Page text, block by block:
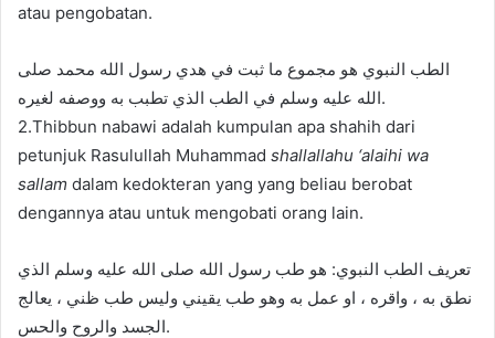
atau pengobatan.
الطب النبوي هو مجموع ما ثبت في هدي رسول الله محمد صلى
الله عليه وسلم في الطب الذي تطبب به ووصفه لغيره.
2.Thibbun nabawi adalah kumpulan apa shahih dari
petunjuk Rasulullah Muhammad shallallahu ‘alaihi wa
sallam dalam kedokteran yang yang beliau berobat
dengannya atau untuk mengobati orang lain.
تعريف الطب النبوي: هو طب رسول الله صلى الله عليه وسلم الذي
نطق به ، واقره ، او عمل به وهو طب يقيني وليس طب ظني ، يعالج
الجسد والروح والحس.